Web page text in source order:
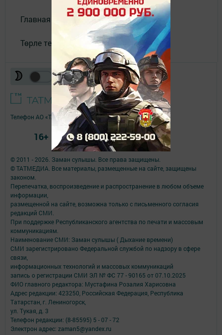
Главная
Төрле темалар
© 2011 - 2026. Заман сулышы. Все права защищены.
© ТАТМЕДИА. Все материалы, размещенные на сайте, защищены
законом.
Перепечатка, воспроизведение и распространение в любом объеме
информации,
размещенной на сайте, возможна только с письменного согласия
редакций СМИ.
При поддержке Республиканского агентства по печати и массовым
коммуникациям.
Наименование СМИ: Заман сулышы ( Дыхание времени)
СМИ зарегистрировано Федеральной службой по надзору в сфере
связи,
информационных технологий и массовых коммуникаций
запись о регистрации СМИ ЭЛ № ФС 77 - 90165 от 07.10.2025
ФИО главного редактора: Мустафина Розалия Харисовна
Адрес редакции: 423250, Российская Федерация, Республика
Татарстан, г. Лениногорск,
ул. Тукая, д. 3
Телефон редакции: (8-85595) 5 - 07 - 72
Электрон адрес: zaman5@yandex.ru
Телефон АО «ТАТМЕДИА»:(843) 222 09 84
16+